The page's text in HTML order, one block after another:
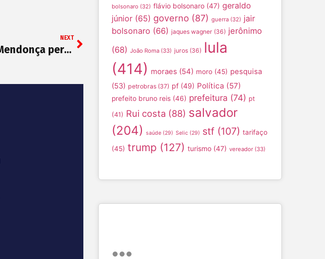
NEXT
Complexo viário Félix Mendonça permitirá mais fluidez na ACM
bolsonaro (32) flávio bolsonaro (47) geraldo
júnior (65) governo (87) guerra (32) jair
bolsonaro (66) jaques wagner (36) jerônimo
(68) João Roma (33) juros (36) lula
(414) moraes (54) moro (45) pesquisa
(53) petrobras (37) pf (49) Política (57)
prefeito bruno reis (46) prefeitura (74) pt
(41) Rui costa (88) salvador
(204) saúde (29) Selic (29) stf (107) tarifaço
(45) trump (127) turismo (47) vereador (33)